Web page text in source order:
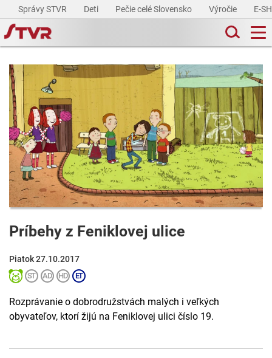
Správy STVR Deti Pečie celé Slovensko Výročie E-
Príbehy z Feniklovej ulice
Piatok 27.10.2017
Rozprávanie o dobrodružstvách malých i veľkých
obyvateľov, ktorí žijú na Feniklovej ulici číslo 19.